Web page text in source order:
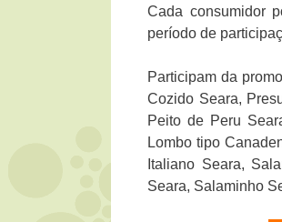
Cada consumidor
período de
Participam da
Cozido Seara,
Peito de Peru
Lombo tipo
Italiano Seara,
Seara, Salaminho